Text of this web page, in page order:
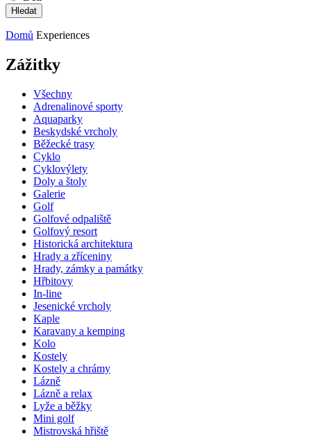
Domů Experiences
Zážitky
Všechny
Adrenalinové sporty
Aquaparky
Beskydské vrcholy
Běžecké trasy
Cyklo
Cyklovýlety
Doly a štoly
Galerie
Golf
Golfové odpaliště
Golfový resort
Historická architektura
Hrady a zříceniny
Hrady, zámky a památky
Hřbitovy
In-line
Jesenické vrcholy
Kaple
Karavany a kemping
Kolo
Kostely
Kostely a chrámy
Lázně
Lázně a relax
Lyže a běžky
Mini golf
Mistrovská hřiště